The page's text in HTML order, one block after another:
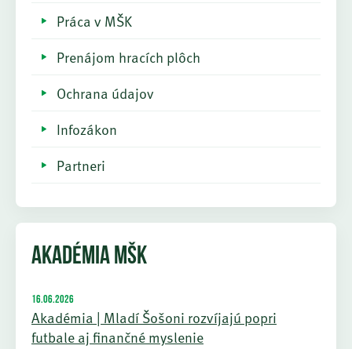
Práca v MŠK
Prenájom hracích plôch
Ochrana údajov
Infozákon
Partneri
AKADÉMIA MŠK
16.06.2026
Akadémia | Mladí Šošoni rozvíjajú popri
futbale aj finančné myslenie